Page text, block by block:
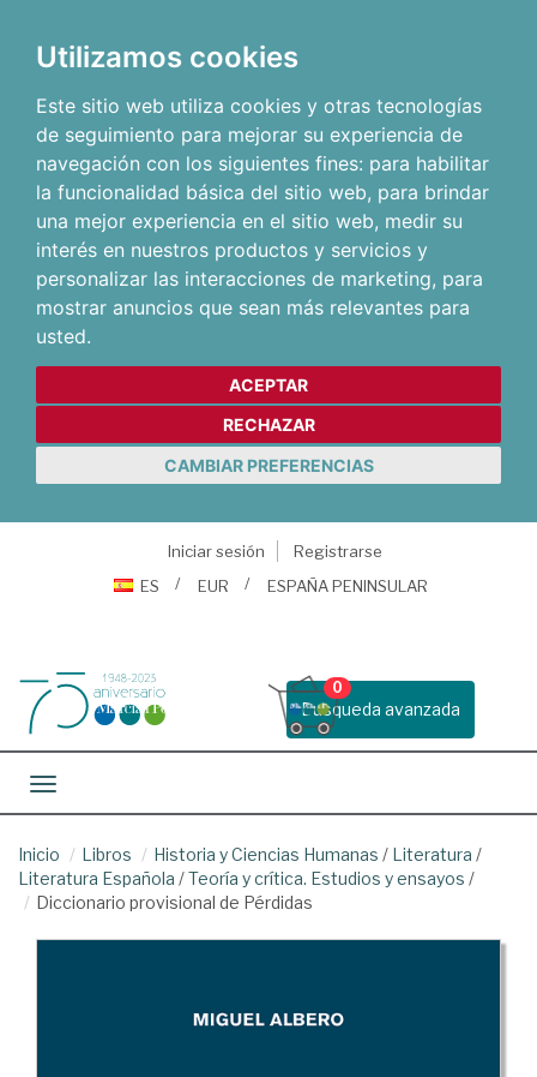
Utilizamos cookies
Este sitio web utiliza cookies y otras tecnologías
de seguimiento para mejorar su experiencia de
navegación con los siguientes fines: para habilitar
la funcionalidad básica del sitio web, para brindar
una mejor experiencia en el sitio web, medir su
interés en nuestros productos y servicios y
personalizar las interacciones de marketing, para
mostrar anuncios que sean más relevantes para
usted.
ACEPTAR
RECHAZAR
CAMBIAR PREFERENCIAS
Iniciar sesión
Registrarse
ES
EUR ESPAÑA PENINSULAR
Busqueda avanzada
0
Toggle navigation
Inicio Libros Historia y Ciencias Humanas / Literatura /
Literatura Española /Teoría y crítica. Estudios y ensayos /
Diccionario provisional de Pérdidas